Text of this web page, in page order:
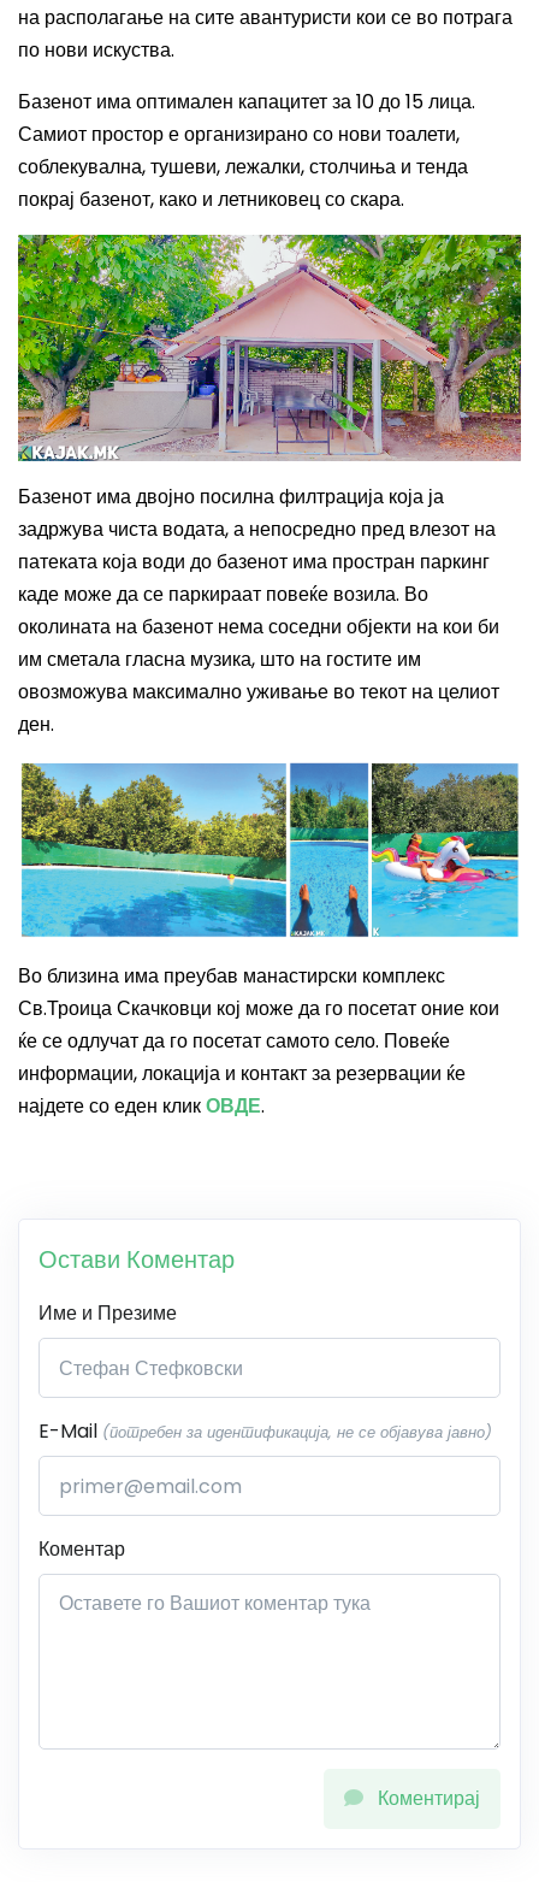
на располагање на сите авантуристи кои се во потрага
по нови искуства.
Базенот има оптимален капацитет за 10 до 15 лица.
Самиот простор е организирано со нови тоалети,
соблекувална, тушеви, лежалки, столчиња и тенда
покрај базенот, како и летниковец со скара.
Базенот има двојно посилна филтрација која ја
задржува чиста водата, а непосредно пред влезот на
патеката која води до базенот има простран паркинг
каде може да се паркираат повеќе возила. Во
околината на базенот нема соседни објекти на кои би
им сметала гласна музика, што на гостите им
овозможува максимално уживање во текот на целиот
ден.
Во близина има преубав манастирски комплекс
Св.Троица Скачковци кој може да го посетат оние кои
ќе се одлучат да го посетат самото село. Повеќе
информации, локација и контакт за резервации ќе
најдете со еден кликОВДЕ.
Остави Коментар
Име и Презиме
E-Mail (потребен за идентификација, не се објавува јавно)
Коментар
Коментирај